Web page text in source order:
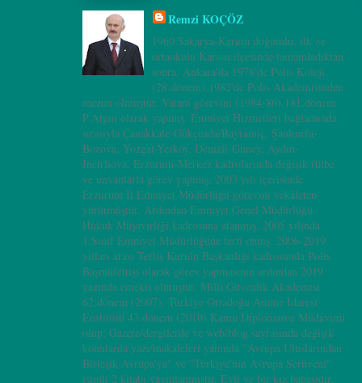
Remzi KOÇÖZ
1960 Sakarya-Karasu doğumlu, ilk ve
ortaokulu Karasu ilçesinde tamamladıktan
sonra, Ankara’da 1978'de Polis Koleji
(28.dönem),1982'de Polis Akademisinden
mezun olmuştur. Vatani görevini (1984-86) 181.dönem
P.Atgm olarak yapmış. Emniyet Hizmetleri bağlamında
sırasıyla Çanakkale-Gökçeada/Bayramiç, Şanlıurfa-
Bozova, Yozgat-Yerköy, Denizli-Güney, Aydın-
İncirliova, Erzurum-Merkez kadrolarında değişik rütbe
ve unvanlarla görev yapmış; 2003 yılı içerisinde
Erzurum İl Emniyet Müdürlüğü görevini vekâleten
yürütmüştür. Ardından Emniyet Genel Müdürlüğü-
Hukuk Müşavirliği kadrosuna atanmış, 2005 yılında
1.Sınıf Emniyet Müdürlüğüne terfi etmiş; 2006-2019
yılları arası Teftiş Kurulu Başkanlığı kadrosunda Polis
Başmüfettişi olarak görev yapmasının ardından 2019
yazında emekli olmuştur. Milli Güvenlik Akademisi
62.dönem (2007), Türkiye Ortadoğu Amme İdaresi
Enstitüsü 43.dönem (2010) Kamu Diplomasisi Müdavimi
olup; Gazete/dergilerde ve web/blog sayfasında değişik
konularda yazı/makaleleri yanında "Avrupa Uluslarından
Birleşik Avrupa'ya" ve "Türkiye'nin Avrupa Serüveni"
isimli 2 kitabı yayınlanmıştır. Evli ve bir kız babasıdır.